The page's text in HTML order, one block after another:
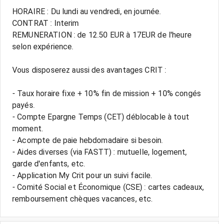
HORAIRE : Du lundi au vendredi, en journée.
CONTRAT : Interim
REMUNERATION : de 12.50 EUR à 17EUR de l'heure
selon expérience.
Vous disposerez aussi des avantages CRIT :
- Taux horaire fixe + 10% fin de mission + 10% congés
payés.
- Compte Epargne Temps (CET) déblocable à tout
moment.
- Acompte de paie hebdomadaire si besoin.
- Aides diverses (via FASTT) : mutuelle, logement,
garde d'enfants, etc.
- Application My Crit pour un suivi facile.
- Comité Social et Économique (CSE) : cartes cadeaux,
remboursement chèques vacances, etc.